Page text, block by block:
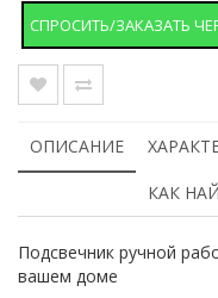
СПРОСИТЬ/ЗАКАЗАТЬ
ОПИСАНИЕ
КАК
Подсвечник ручной
вашем доме